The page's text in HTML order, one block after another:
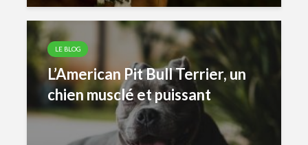
LE BLOG
L’American Pit Bull Terrier, un
chien musclé et puissant